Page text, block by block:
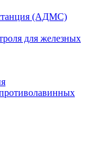
(АДМС)
для железных